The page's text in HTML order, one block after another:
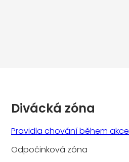
Divácká zóna
Pravidla chování během akce
Odpočinková zóna